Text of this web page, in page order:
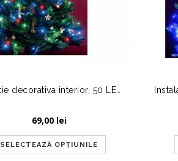
69,00 lei
SELECTEAZĂ OPȚIUNILE